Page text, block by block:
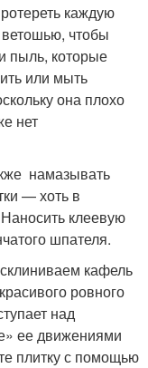
каждую
чтобы
пыль, которые
или мыть
она плохо
нет
намазывать
— хоть в
клеевую
шпателя.
кафель
ровного
над
ее движениями
плитку с помощью